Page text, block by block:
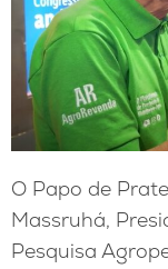
O Papo de
Massruhá,
Pesquisa